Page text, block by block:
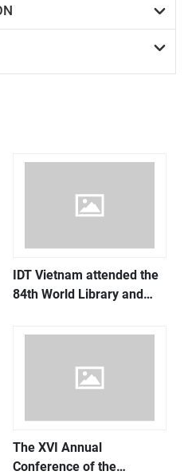
IDT Vietnam attended the
84th World Library and
Kuala Lumpur, Malaysia
The XVI Annual
Conference of the